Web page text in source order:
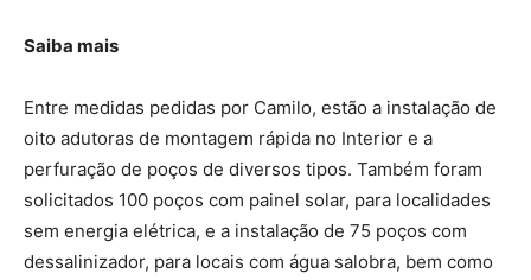
Saiba mais
Entre medidas pedidas por Camilo, estão a instalação de
oito adutoras de montagem rápida no Interior e a
perfuração de poços de diversos tipos. Também foram
solicitados 100 poços com painel solar, para localidades
sem energia elétrica, e a instalação de 75 poços com
dessalinizador, para locais com água salobra, bem como